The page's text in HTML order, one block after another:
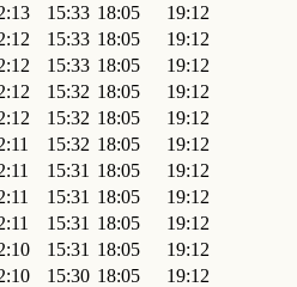
15:33 18:05
19:12
15:33 18:05
19:12
15:33 18:05
19:12
15:32 18:05
19:12
15:32 18:05
19:12
15:32 18:05
19:12
15:31 18:05
19:12
15:31 18:05
19:12
15:31 18:05
19:12
15:31 18:05
19:12
15:30 18:05
19:12